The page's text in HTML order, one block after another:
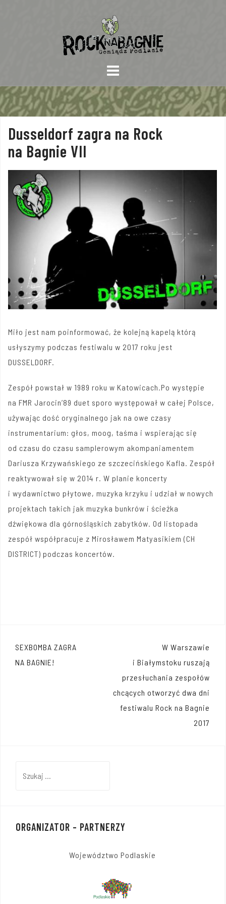
Dusseldorf zagra na Rock
na Bagnie VII
Miło jest nam poinformować, że kolejną kapelą którą
usłyszymy podczas festiwalu w 2017 roku jest
DUSSELDORF.
Zespół powstał w 1989 roku w Katowicach.Po występie
na FMR Jarocin’89 duet sporo występował w całej Polsce,
używając dość oryginalnego jak na owe czasy
instrumentarium: głos, moog, taśma i wspierając się
od czasu do czasu samplerowym akompaniamentem
Dariusza Krzywańskiego ze szczecińskiego Kafla. Zespół
reaktywował się w 2014 r. W planie koncerty
i wydawnictwo płytowe, muzyka krzyku i udział w nowych
projektach takich jak muzyka bunkrów i ścieżka
dźwiękowa dla górnośląskich zabytków. Od listopada
zespół współpracuje z Mirosławem Matyasikiem (CH
DISTRICT) podczas koncertów.
Nawigacja
wpisu
SEXBOMBA ZAGRA
NA BAGNIE!
W Warszawie
i Białymstoku ruszają
przesłuchania zespołów
chcących otworzyć dwa dni
festiwalu Rock na Bagnie
2017
ORGANIZATOR – PARTNERZY
Województwo Podlaskie